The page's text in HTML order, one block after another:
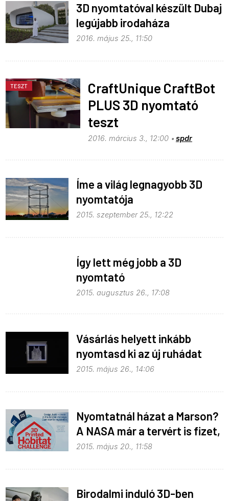
3D nyomtatóval készült Dubaj
legújabb irodaháza
2016. május 25., 11:50
TESZT
CraftUnique CraftBot
PLUS 3D nyomtató
teszt
2016. március 3., 12:00 spdr
Íme a világ legnagyobb 3D
nyomtatója
2015. szeptember 25., 12:22
Így lett még jobb a 3D
nyomtató
2015. augusztus 26., 17:08
Vásárlás helyett inkább
nyomtasd ki az új ruhádat
2015. május 26., 14:06
Nyomtatnál házat a Marson?
A NASA már a tervért is fizet,
de csak a legjobbnak
2015. május 20., 11:58
Birodalmi induló 3D-ben